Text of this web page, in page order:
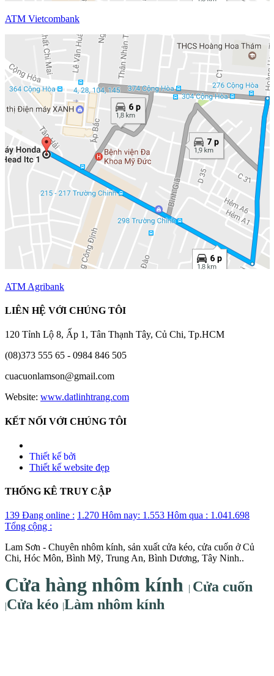
ATM Vietcombank
ATM Agribank
LIÊN HỆ VỚI CHÚNG TÔI
120 Tỉnh Lộ 8, Ấp 1, Tân Thạnh Tây, Củ Chi, Tp.HCM
(08)373 555 65 - 0984 846 505
cuacuonlamson@gmail.com
Website: www.datlinhtrang.com
KẾT NỐI VỚI CHÚNG TÔI
Thiết kế bởi
Thiết kế website đẹp
THỐNG KÊ TRUY CẬP
139 Đang online : 1.270 Hôm nay: 1.553 Hôm qua : 1.041.698
Tổng cộng :
Lam Sơn - Chuyên nhôm kính, sản xuất cửa kéo, cửa cuốn ở Củ
Chi, Hóc Môn, Bình Mỹ, Trung An, Bình Dương, Tây Ninh..
Cửa hàng nhôm kính | Cửa cuốn
|Cửa kéo |Làm nhôm kính